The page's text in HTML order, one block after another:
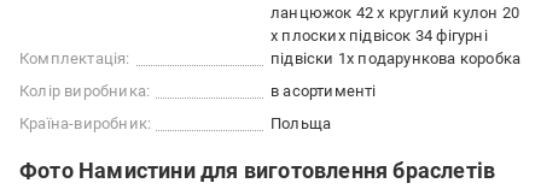
Комплектація:
ланцюжок 42 x круглий кулон 20
х плоских підвісок 34 фігурні
підвіски 1x подарункова коробка
Колір виробника:
в асортименті
Країна-виробник:
Польща
Фото Намистини для виготовлення браслетів